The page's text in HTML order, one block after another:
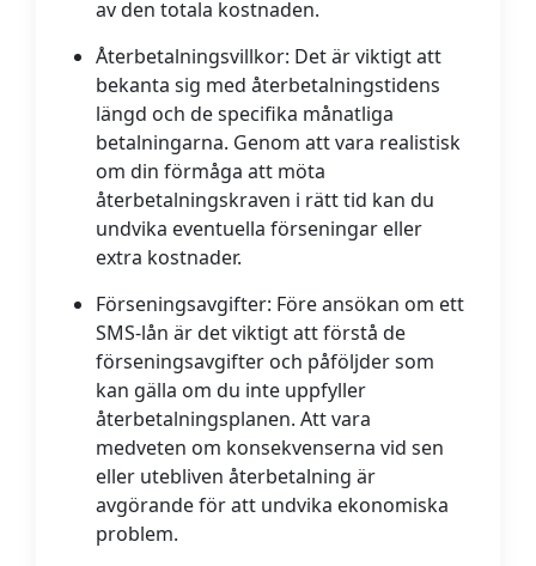
av den totala kostnaden.
Återbetalningsvillkor: Det är viktigt att
bekanta sig med återbetalningstidens
längd och de specifika månatliga
betalningarna. Genom att vara realistisk
om din förmåga att möta
återbetalningskraven i rätt tid kan du
undvika eventuella förseningar eller
extra kostnader.
Förseningsavgifter: Före ansökan om ett
SMS-lån är det viktigt att förstå de
förseningsavgifter och påföljder som
kan gälla om du inte uppfyller
återbetalningsplanen. Att vara
medveten om konsekvenserna vid sen
eller utebliven återbetalning är
avgörande för att undvika ekonomiska
problem.